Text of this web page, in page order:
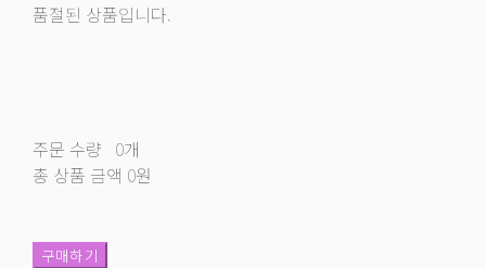
품절된 상품입니다.
주문 수량 0개
총 상품 금액 0원
구매하기